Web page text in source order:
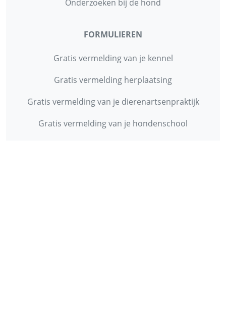
Onderzoeken bij de hond
FORMULIEREN
Gratis vermelding van je kennel
Gratis vermelding herplaatsing
Gratis vermelding van je dierenartsenpraktijk
Gratis vermelding van je hondenschool